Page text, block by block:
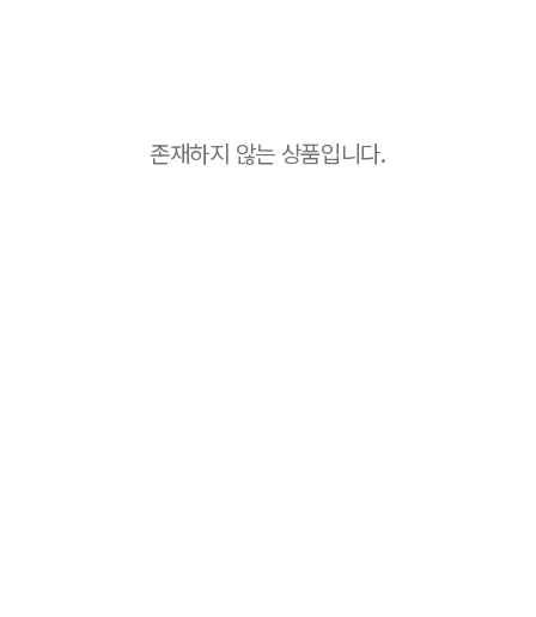
존재하지 않는 상품입니다.